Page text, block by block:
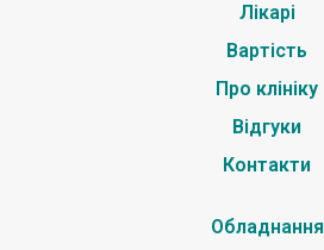
Лікарі
Вартість
Про клініку
Відгуки
Контакти
Обладнання